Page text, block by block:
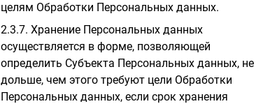
целям Обработки Персональных данных.
2.3.7. Хранение Персональных данных
осуществляется в форме, позволяющей
определить Субъекта Персональных данных, не
дольше, чем этого требуют цели Обработки
Персональных данных, если срок хранения